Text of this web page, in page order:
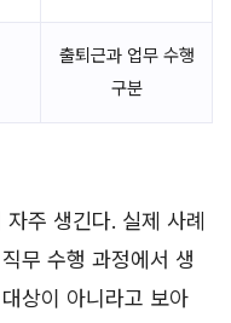
출퇴근과 업무 수행
구분
주 생긴다. 실제 사례
무 수행 과정에서 생
상이 아니라고 보아